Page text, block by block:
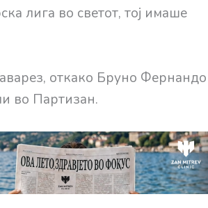
лига во светот, тој имаше
откако Бруно Фернандо
во Партизан.